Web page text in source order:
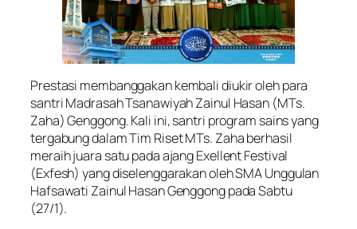
Prestasi membanggakan kembali diukir oleh para
santri Madrasah Tsanawiyah Zainul Hasan (MTs.
Zaha) Genggong. Kali ini, santri program sains yang
tergabung dalam Tim Riset MTs. Zaha berhasil
meraih juara satu pada ajang Exellent Festival
(Exfesh) yang diselenggarakan oleh SMA Unggulan
Hafsawati Zainul Hasan Genggong pada Sabtu
(27/1).